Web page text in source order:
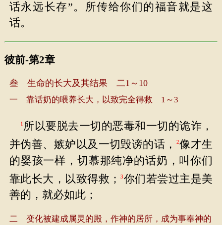
话永远长存”。所传给你们的福音就是这
话。
彼前-第2章
叁 生命的长大及其结果 二1～10
一 靠话奶的喂养长大，以致完全得救 1～3
1 所以要脱去一切的恶毒和一切的诡诈，
并伪善、嫉妒以及一切毁谤的话，
2像才生
的婴孩一样，切慕那纯净的话奶，叫你们
靠此长大，以致得救；3你们若尝过主是美
善的，就必如此；
二 变化被建成属灵的殿，作神的居所，成为事奉神的